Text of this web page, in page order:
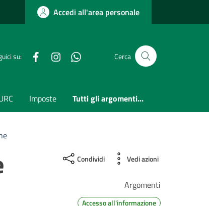
Accedi all'area personale
su: FacebookInstagramwhatsappCerca
Imposte Tutti gli argomenti...
Condividi Vedi azioni
Argomenti
Accesso all'informazione